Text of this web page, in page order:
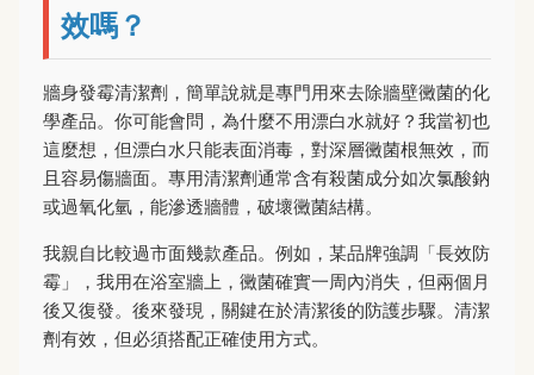
效嗎？
牆身發霉清潔劑，簡單說就是專門用來去除牆壁黴菌的化
學產品。你可能會問，為什麼不用漂白水就好？我當初也
這麼想，但漂白水只能表面消毒，對深層黴菌根無效，而
且容易傷牆面。專用清潔劑通常含有殺菌成分如次氯酸鈉
或過氧化氫，能滲透牆體，破壞黴菌結構。
我親自比較過市面幾款產品。例如，某品牌強調「長效防
霉」，我用在浴室牆上，黴菌確實一周內消失，但兩個月
後又復發。後來發現，關鍵在於清潔後的防護步驟。清潔
劑有效，但必須搭配正確使用方式。